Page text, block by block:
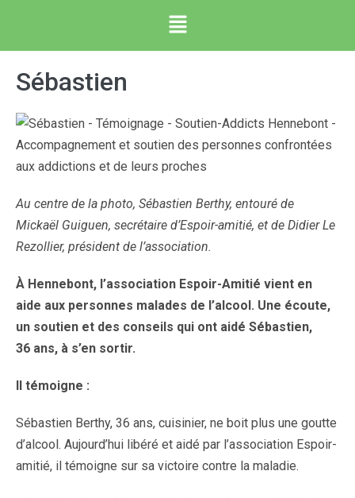
Sébastien
Au centre de la photo, Sébastien Berthy, entouré de
Mickaël Guiguen, secrétaire d’Espoir-amitié, et de Didier Le
Rezollier, président de l’association.
À Hennebont, l’association Espoir-Amitié vient en
aide aux personnes malades de l’alcool. Une écoute,
un soutien et des conseils qui ont aidé Sébastien,
36 ans, à s’en sortir.
Il témoigne :
Sébastien Berthy, 36 ans, cuisinier, ne boit plus une goutte
d’alcool. Aujourd’hui libéré et aidé par l’association Espoir-
amitié, il témoigne sur sa victoire contre la maladie.